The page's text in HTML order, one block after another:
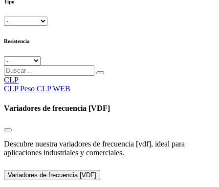
Tipo
Resistencia
CLP
CLP Peso CLP WEB
Variadores de frecuencia [VDF]
Descubre nuestra variadores de frecuencia [vdf], ideal para
aplicaciones industriales y comerciales.
Variadores de frecuencia [VDF]